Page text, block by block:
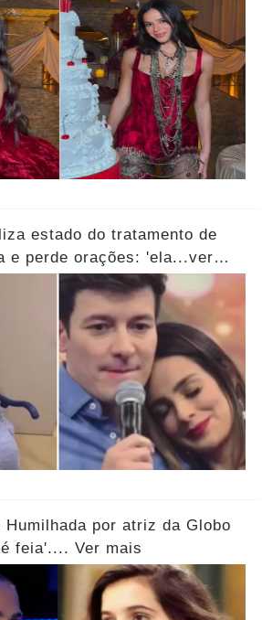
estado do tratamento de
e perde orações: 'ela...ver
Humilhada por atriz da Globo
feia'.... Ver mais